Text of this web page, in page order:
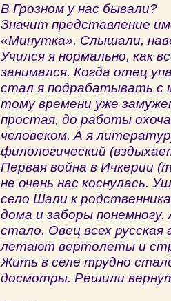
В Грозном у нас бывали?
Значит представление
«Минутка». Слышали,
Учился я нормально, как
занимался. Когда отец
стал я подрабатывать
тому времени уже
простая, до работы
человеком. А я
филологический
Первая война в Ичкерии
не очень нас коснулась.
село Шали к
дома и заборы
стало. Овец всех
летают вертолеты и
Жить в селе трудно
досмотры. Решили